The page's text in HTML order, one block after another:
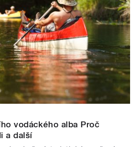
vodáckého alba Proč
a další